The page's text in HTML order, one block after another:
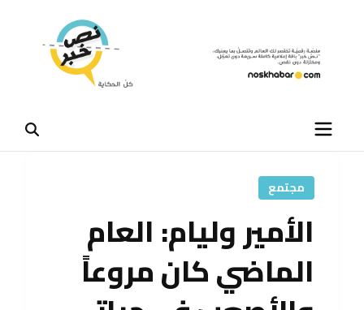
مجتمع
الأمير وليام: العام
الماضي كان مروعاً